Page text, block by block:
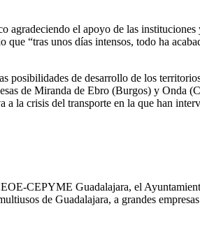
agradeciendo el apoyo de las
“tras unos días intensos, todo ha
posibilidades de desarrollo de los
de Miranda de Ebro (Burgos) y Onda
la crisis del transporte en la que han
CEPYME Guadalajara, el
de Guadalajara, a grandes